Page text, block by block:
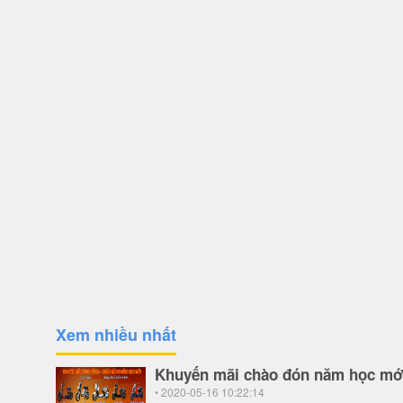
Xem nhiều nhất
Khuyến mãi chào đón năm học
• 2020-05-16 10:22:14